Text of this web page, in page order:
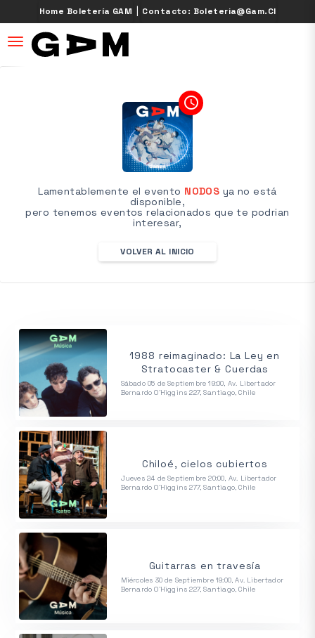
Home Boletería GAM | Contacto: Boleteria@gam.cl
desplegar navegación
access_time
Lamentablemente el evento NODOS ya no está
disponible,
pero tenemos eventos relacionados que te podrian
interesar,
VOLVER AL INICIO
1988 reimaginado: La Ley en
Stratocaster & Cuerdas
Sábado 05 de Septiembre 19:00, Av. Libertador
Bernardo O'Higgins 227, Santiago, Chile
Chiloé, cielos cubiertos
Jueves 24 de Septiembre 20:00, Av. Libertador
Bernardo O'Higgins 277, Santiago, Chile
Guitarras en travesía
Miércoles 30 de Septiembre 19:00, Av. Libertador
Bernardo O'Higgins 227, Santiago, Chile